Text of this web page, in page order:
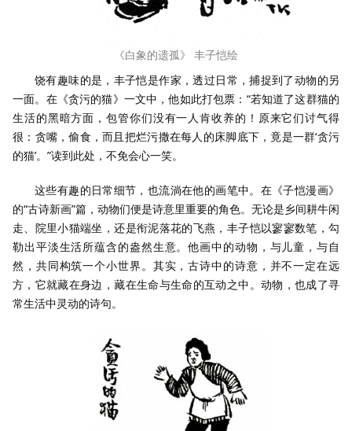
《白象的遗孤》 丰子恺绘
饶有趣味的是，丰子恺是作家，透过日常，捕捉到了动物的另
一面。在《贪污的猫》一文中，他如此打包票：“若知道了这群猫的
生活的黑暗方面，包管你们没有一人肯收养的！原来它们讨气得
很：贪嘴，偷食，而且把烂污撒在每人的床脚底下，竟是一群‘贪污
的猫’。”读到此处，不免会心一笑。
这些有趣的日常细节，也流淌在他的画笔中。在《子恺漫画》
的“古诗新画”篇，动物们便是诗意里重要的角色。无论是乡间耕牛闲
走、院里小猫端坐，还是衔泥落花的飞燕，丰子恺以寥寥数笔，勾
勒出平淡生活所蕴含的盎然生意。他画中的动物，与儿童，与自
然，共同构筑一个小世界。其实，古诗中的诗意，并不一定在远
方，它就藏在身边，藏在生命与生命的互动之中。动物，也成了寻
常生活中灵动的诗句。